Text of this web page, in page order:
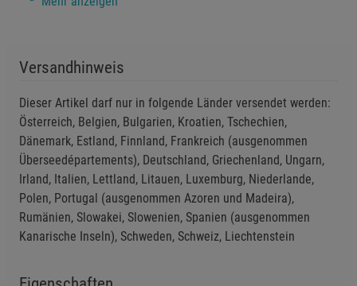
chemischen Reaktionen oder Batterieauslauf kommen
Das Produkt darf nicht in Wasser getaucht oder starkem
Regen ausgesetzt werden, um die Elektronik und
Batterie zu schützen.
Direkte Sonneneinstrahlung auf das Solarpanel ist
notwendig, um eine ordnungsgemäße Funktionalität
sicherzustellen.
Sicherheitshinweise:
Vor der ersten Benutzung die Schutzabdeckung über
Versandhinweis
Dieser Artikel darf nur in folgende Länder versendet werden:
Österreich, Belgien, Bulgarien, Kroatien, Tschechien,
Dänemark, Estland, Finnland, Frankreich (ausgenommen
Überseedépartements), Deutschland, Griechenland, Ungarn,
Irland, Italien, Lettland, Litauen, Luxemburg, Niederlande,
Polen, Portugal (ausgenommen Azoren und Madeira),
Rumänien, Slowakei, Slowenien, Spanien (ausgenommen
Kanarische Inseln), Schweden, Schweiz, Liechtenstein
Cookie-Informationen
Statistik Cookies (2) Statistik Cookies
Beschreibung Statistik Cookies
Cookie-Informationen anzeigen
Marketing Cookies (3) Marketing Cookies
Beschreibung Marketing Cookies